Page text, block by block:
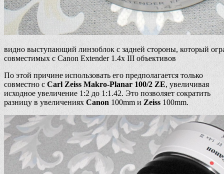
видно выступающий линзоблок с задней стороны, который
совместимых с Canon Extender 1.4x III объективов
По этой причине использовать его предполагается только
совместно с Carl Zeiss Makro-Planar 100/2 ZE, увеличивая
исходное увеличение 1:2 до 1:1.42. Это позволяет сократить
разницу в увеличениях Canon 100mm и Zeiss 100mm.